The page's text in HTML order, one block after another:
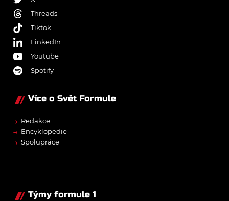
Threads
Tiktok
LinkedIn
Youtube
Spotify
Více o Svět Formule
→ Redakce
→ Encyklopedie
→ Spolupráce
Týmy formule 1